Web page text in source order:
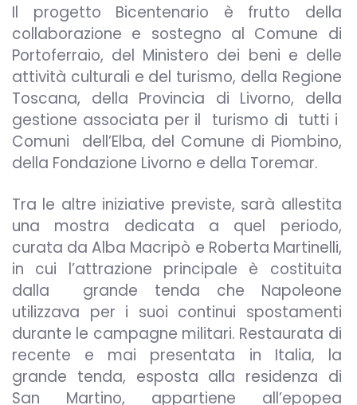
Il progetto Bicentenario è frutto della
collaborazione e sostegno al Comune di
Portoferraio, del Ministero dei beni e delle
attività culturali e del turismo, della Regione
Toscana, della Provincia di Livorno, della
gestione associata per il turismo di tutti i
Comuni dell’Elba, del Comune di Piombino,
della Fondazione Livorno e della Toremar.
Tra le altre iniziative previste, sarà allestita
una mostra dedicata a quel periodo,
curata da Alba Macripò e Roberta Martinelli,
in cui l’attrazione principale è costituita
dalla grande tenda che Napoleone
utilizzava per i suoi continui spostamenti
durante le campagne militari. Restaurata di
recente e mai presentata in Italia, la
grande tenda, esposta alla residenza di
San Martino, appartiene all’epopea